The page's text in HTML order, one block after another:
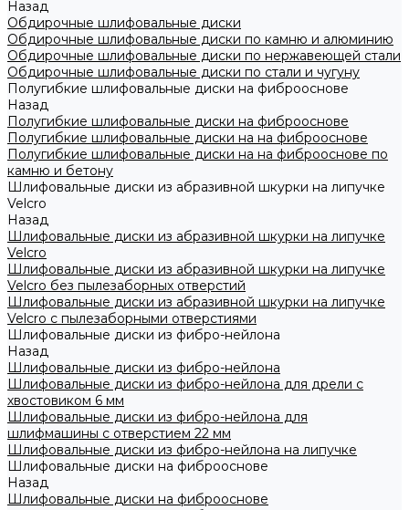
Назад
Обдирочные шлифовальные диски
Обдирочные шлифовальные диски по камню и алюминию
Обдирочные шлифовальные диски по нержавеющей стали
Обдирочные шлифовальные диски по стали и чугуну
Полугибкие шлифовальные диски на фиброоснове
Назад
Полугибкие шлифовальные диски на фиброоснове
Полугибкие шлифовальные диски на на фиброоснове
Полугибкие шлифовальные диски на на фиброоснове по
камню и бетону
Шлифовальные диски из абразивной шкурки на липучке
Velcro
Назад
Шлифовальные диски из абразивной шкурки на липучке
Velcro
Шлифовальные диски из абразивной шкурки на липучке
Velcro без пылезаборных отверстий
Шлифовальные диски из абразивной шкурки на липучке
Velcro с пылезаборными отверстиями
Шлифовальные диски из фибро-нейлона
Назад
Шлифовальные диски из фибро-нейлона
Шлифовальные диски из фибро-нейлона для дрели с
хвостовиком 6 мм
Шлифовальные диски из фибро-нейлона для
шлифмашины с отверстием 22 мм
Шлифовальные диски из фибро-нейлона на липучке
Шлифовальные диски на фиброоснове
Назад
Шлифовальные диски на фиброоснове